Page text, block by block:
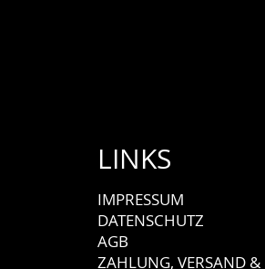
LINKS
IMPRESSUM
DATENSCHUTZ
AGB
ZAHLUNG, VERSAND &